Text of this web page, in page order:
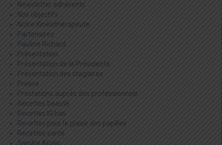
Newsletter adhérents
Nos objectifs
Notre Kinésithérapeute
Partenaires
Pauline Richard
Présentation
Présentation de la Présidente
Présentation des stagiaires
Presse
Prestations auprès des professionnels
Recettes beauté
Recettes IG bas
Recettes pour le plaisir des papilles
Recettes santé
Sandra Alcais